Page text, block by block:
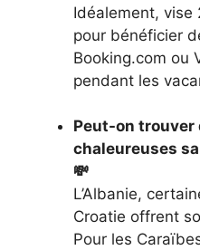
Idéalement,
pour bénéficier
Booking.com ou
pendant les
Peut-on
chaleureuses
💸
L’Albanie,
Croatie offrent
Pour les